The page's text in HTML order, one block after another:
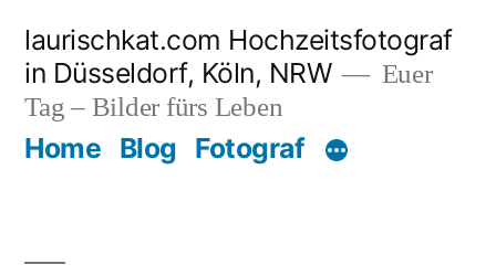
Inhalt
springen
laurischkat.com Hochzeitsfotograf
in Düsseldorf, Köln, NRW
Euer
Tag – Bilder fürs Leben
Home Blog Fotograf